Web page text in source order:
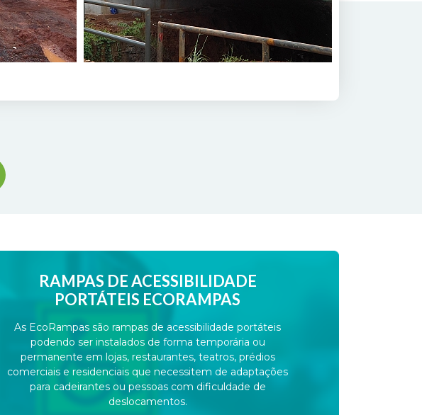
RAMPAS DE ACESSIBILIDADE
PORTÁTEIS ECORAMPAS
As EcoRampas são rampas de acessibilidade portáteis
podendo ser instalados de forma temporária ou
permanente em lojas, restaurantes, teatros, prédios
comerciais e residenciais que necessitem de adaptações
para cadeirantes ou pessoas com dificuldade de
deslocamentos.